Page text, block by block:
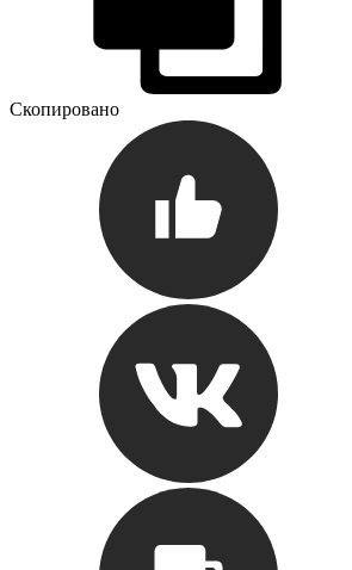
Скопировано